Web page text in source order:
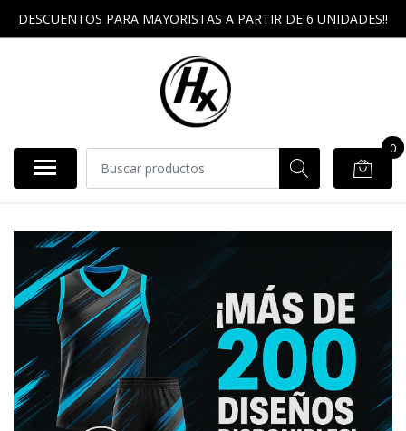
DESCUENTOS PARA MAYORISTAS A PARTIR DE 6 UNIDADES!!
0